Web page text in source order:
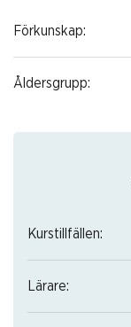
Förkunskap:
Åldersgrupp:
Kurstillfällen:
Lärare: